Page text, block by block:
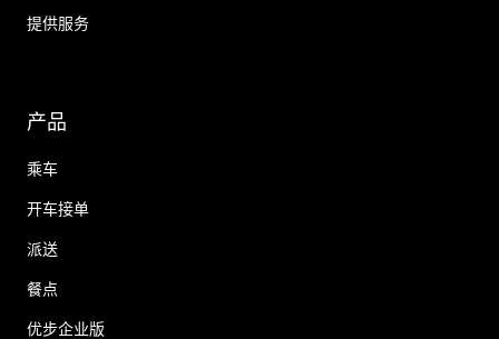
提供服务
产品
乘车
开车接单
派送
餐点
优步企业版